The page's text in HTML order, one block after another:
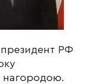
президент РФ